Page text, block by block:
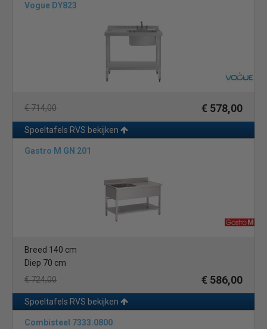
Vogue DY823
€ 714,00 € 578,00
Spoeltafels RVS bekijken
Gastro M GN 201
Breed 140 cm
Diep 70 cm
€ 724,00
€ 586,00
Spoeltafels RVS bekijken
Combisteel 7333.0800